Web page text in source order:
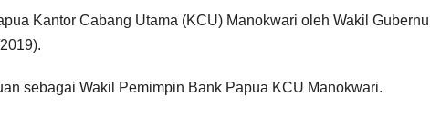
Kantor Cabang Utama (KCU) Manokwari oleh Wakil
sebagai Wakil Pemimpin Bank Papua KCU Manokwari.